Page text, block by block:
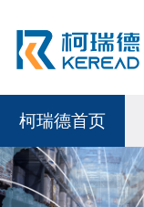
柯瑞德首页